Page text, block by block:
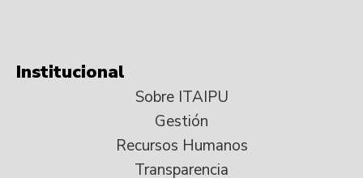
Institucional
Sobre ITAIPU
Gestión
Recursos Humanos
Transparencia